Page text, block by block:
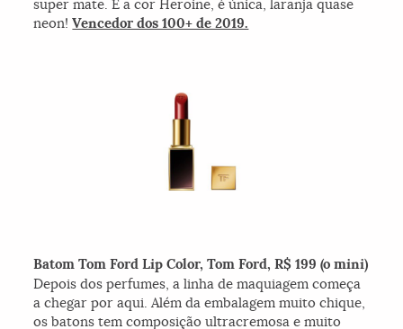
super mate. E a cor Heroine, é única, laranja quase
neon!Vencedor dos 100+ de 2019.
Batom Tom Ford Lip Color, Tom Ford, R$ 199 (o mini)
Depois dos perfumes, a linha de maquiagem começa
a chegar por aqui. Além da embalagem muito chique,
os batons tem composição ultracremosa e muito